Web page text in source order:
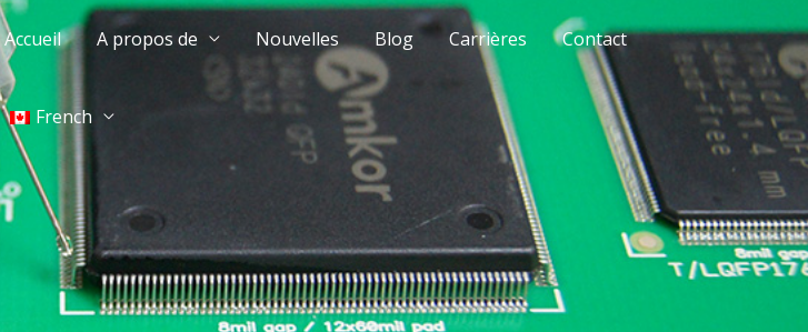
Accueil A propos de Nouvelles Blog Carrières Contact
French